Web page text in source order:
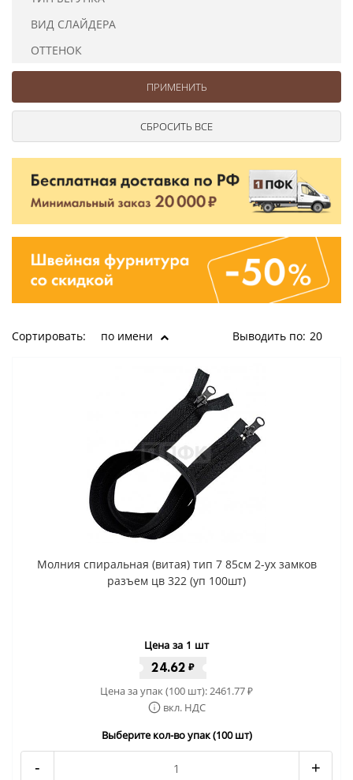
ВИД СЛАЙДЕРА
ОТТЕНОК
Сортировать: по имени Выводить по: 20
Молния спиральная (витая) тип 7 85см 2-ух замков
разъем цв 322 (уп 100шт)
Цена за 1 шт
24.62 ₽
Цена за упак (100 шт):2461.77₽
вкл. НДС
Выберите кол-во упак (100 шт)
- +
Шторные
Шнуры
Элементы декора
Сумочная фурнитура